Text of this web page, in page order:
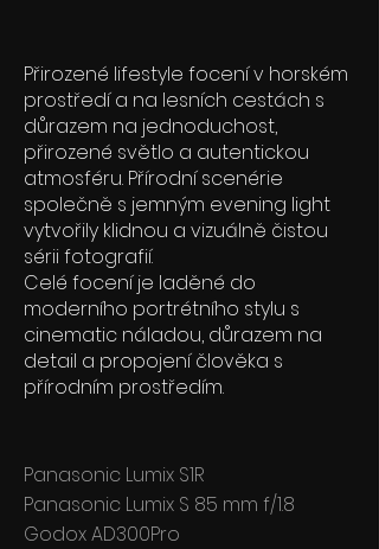
Přirozené lifestyle focení v horském
prostředí a na lesních cestách s
důrazem na jednoduchost,
přirozené světlo a autentickou
atmosféru. Přírodní scenérie
společně s jemným evening light
vytvořily klidnou a vizuálně čistou
sérii fotografií.
Celé focení je laděné do
moderního portrétního stylu s
cinematic náladou, důrazem na
detail a propojení člověka s
přírodním prostředím.
Panasonic Lumix S1R
Panasonic Lumix S 85 mm f/1.8
Godox AD300Pro